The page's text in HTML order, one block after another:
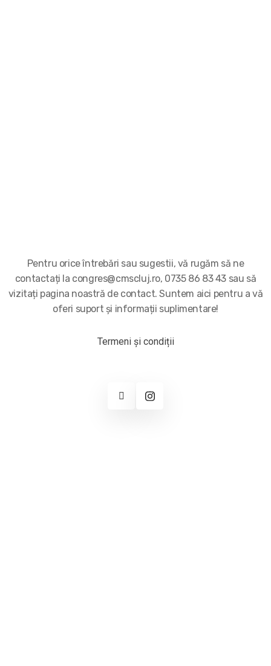
Pentru orice întrebări sau sugestii, vă rugăm să ne
contactați la congres@cmscluj.ro, 0735 86 83 43 sau să
vizitați pagina noastră de contact. Suntem aici pentru a vă
oferi suport și informații suplimentare!
Termeni și condiții